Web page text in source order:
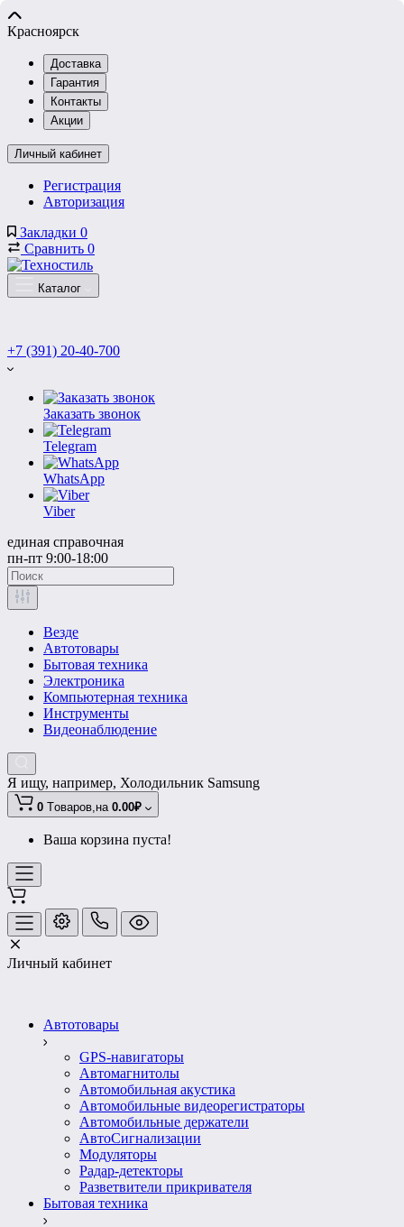
Красноярск
Доставка
Гарантия
Контакты
Акции
Личный кабинет
Регистрация
Авторизация
Закладки 0
Сравнить 0
Каталог
+7 (391) 20-40-700
Заказать звонок
Telegram
WhatsApp
Viber
единая справочная
пн-пт 9:00-18:00
Везде
Автотовары
Бытовая техника
Электроника
Компьютерная техника
Инструменты
Видеонаблюдение
Я ищу, например, Холодильник Samsung
0 Tоваров,на 0.00₽
Ваша корзина пуста!
Личный кабинет
Автотовары
GPS-навигаторы
Автомагнитолы
Автомобильная акустика
Автомобильные видеорегистраторы
Автомобильные держатели
АвтоСигнализации
Модуляторы
Радар-детекторы
Разветвители прикривателя
Бытовая техника